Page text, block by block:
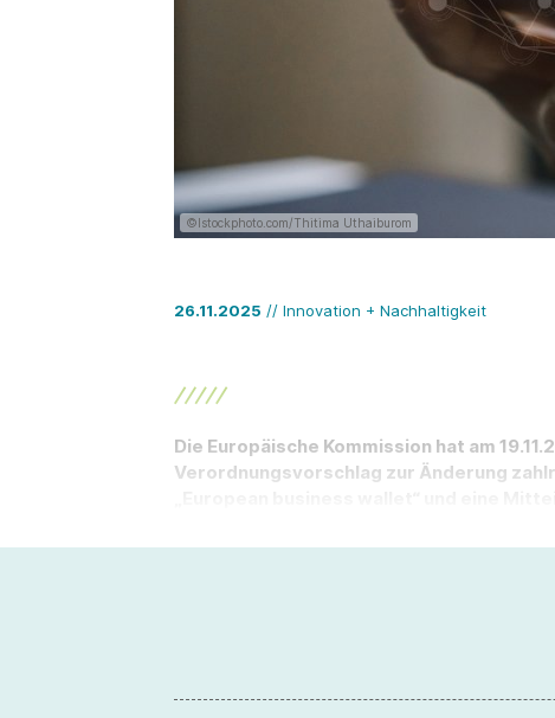
©Istockphoto.com/Thitima Uthaiburom
26.11.2025 // Innovation + Nachhaltigkeit
Die Europäische Kommission hat am
Verordnungsvorschlag zur Änderung